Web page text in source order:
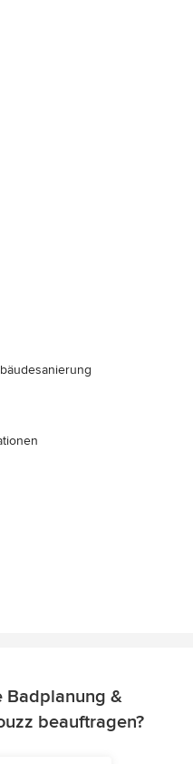
Badplanung &
beauftragen?